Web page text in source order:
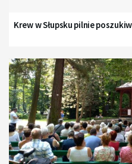
Krew w Słupsku pilnie